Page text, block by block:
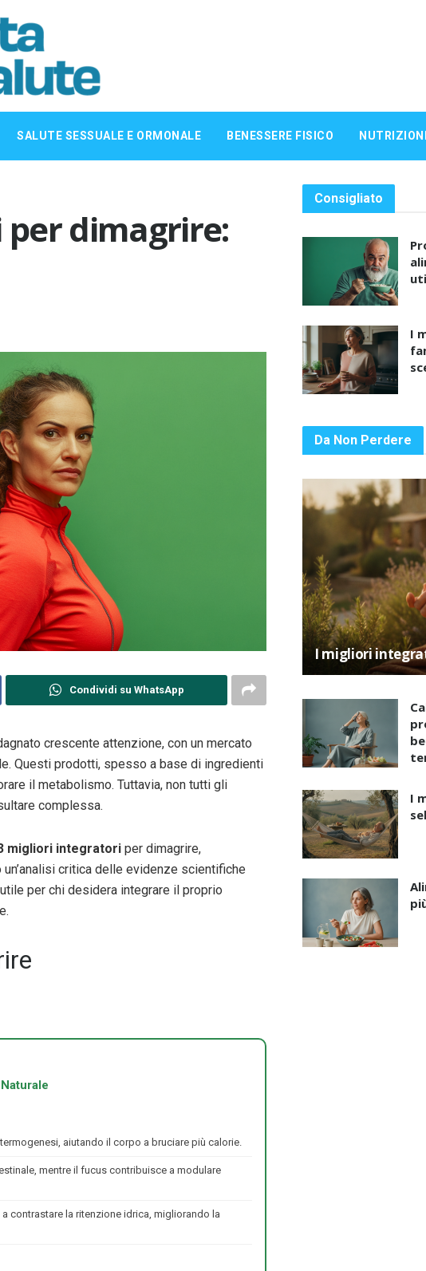
SALUTE SESSUALE E ORMONALE BENESSERE FISICO
dimagrire:
Condividi su WhatsApp
crescente attenzione, con un mercato
Questi prodotti, spesso a base di ingredienti
il metabolismo. Tuttavia, non tutti gli
complessa.
migliori integratori per dimagrire,
critica delle evidenze scientifiche
per chi desidera integrare il proprio
aiutando il corpo a bruciare più calorie.
mentre il fucus contribuisce a modulare
contrastare la ritenzione idrica, migliorando la
Consigliato
I
Da Non Perdere
I migliori
I